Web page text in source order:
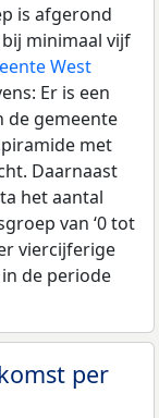
is afgerond
minimaal vijf
West
Er is een
de gemeente
met
Daarnaast
het aantal
van ‘0 tot
viercijferige
de periode
per